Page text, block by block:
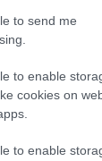
to send me
to enable
cookies on
to enable
ráadásul
majd
akciót vagy
(Mai
Round